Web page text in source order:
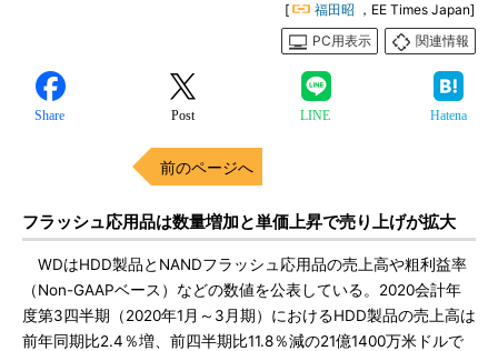
[ 福田昭 ，EE Times Japan]
PC用表示
関連情報
Share Post LINE Hatena
前のページへ
フラッシュ応用品は数量増加と単価上昇で売り上げが拡大
WDはHDD製品とNANDフラッシュ応用品の売上高や粗利益率
（Non-GAAPベース）などの数値を公表している。2020会計年
度第3四半期（2020年1月～3月期）におけるHDD製品の売上高は
前年同期比2.4％増、前四半期比11.8％減の21億1400万米ドルで